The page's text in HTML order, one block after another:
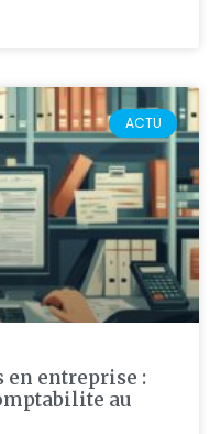
ACTU
en entreprise :
au